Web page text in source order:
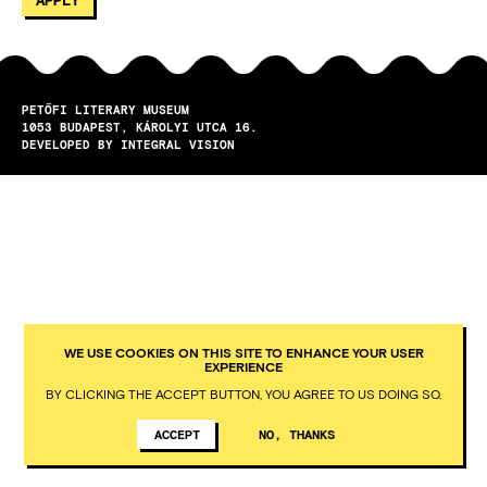
PETŐFI LITERARY MUSEUM
1053
BUDAPEST
KÁROLYI UTCA 16.
DEVELOPED BY INTEGRAL VISION
WE USE COOKIES ON THIS SITE TO ENHANCE YOUR USER
EXPERIENCE
BY CLICKING THE ACCEPT BUTTON, YOU AGREE TO US DOING SO.
ACCEPT NO, THANKS